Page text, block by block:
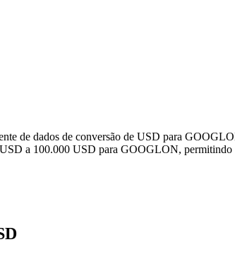
de dados de conversão de USD para
a 100.000 USD para GOOGLON, permitindo